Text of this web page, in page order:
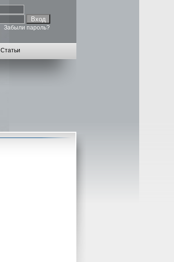
Забыли пароль?
Статьи